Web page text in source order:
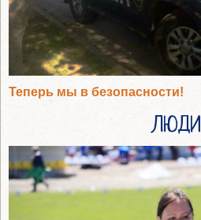
Теперь мы в безопасности!
ЛЮДИ